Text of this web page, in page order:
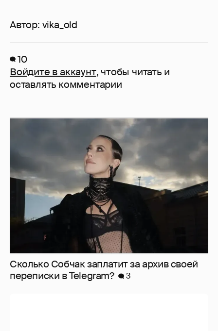
Автор: vika_old
10
Войдите в аккаунт, чтобы читать и
оставлять комментарии
Сколько Собчак заплатит за архив своей
перeписки в Telegram?
3